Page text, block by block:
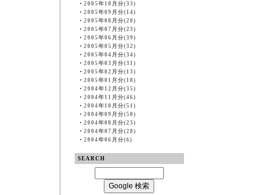
・ 2005年10月分(33)
・ 2005年09月分(14)
・ 2005年08月分(20)
・ 2005年07月分(23)
・ 2005年06月分(39)
・ 2005年05月分(32)
・ 2005年04月分(34)
・ 2005年03月分(31)
・ 2005年02月分(13)
・ 2005年01月分(18)
・ 2004年12月分(35)
・ 2004年11月分(46)
・ 2004年10月分(51)
・ 2004年09月分(50)
・ 2004年08月分(23)
・ 2004年07月分(28)
・ 2004年06月分(6)
SEARCH